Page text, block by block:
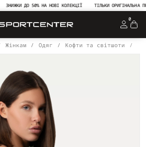
ЗНИЖКИ ДО 50% НА НОВІ КОЛЕКЦІЇ ТІЛЬКИ ОРИГІНАЛЬНА
0
Жінкам Одяг Кофти та світшоти